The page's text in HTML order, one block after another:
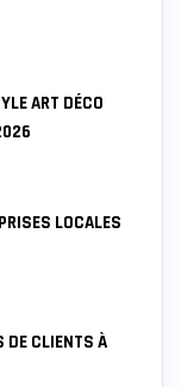
ART DÉCO
LOCALES
DE CLIENTS À